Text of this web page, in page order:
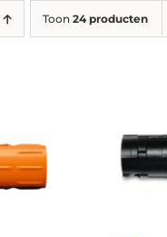
Toon 24 producten